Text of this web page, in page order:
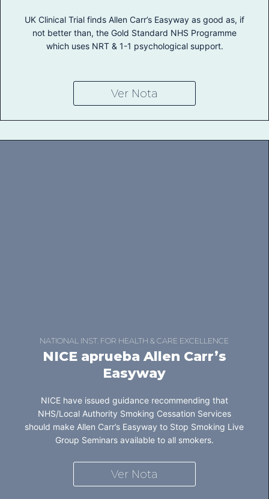
UK Clinical Trial finds Allen Carr’s Easyway as good as, if
not better than, the Gold Standard NHS Programme
which uses NRT & 1-1 psychological support.
Ver Nota
NATIONAL INST. FOR HEALTH & CARE EXCELLENCE
NICE aprueba Allen Carr’s
Easyway
NICE have issued guidance recommending that
NHS/Local Authority Smoking Cessation Services
should make Allen Carr’s Easyway to Stop Smoking Live
Group Seminars available to all smokers.
Ver Nota